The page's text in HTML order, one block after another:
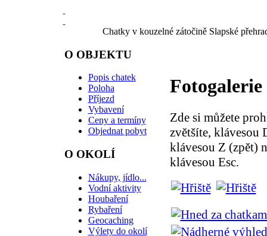
Chatky v kouzelné zátočině Slapské
O OBJEKTU
Popis chatek
Poloha
Příjezd
Vybavení
Ceny a termíny
Objednat pobyt
O OKOLÍ
Nákupy, jídlo...
Vodní aktivity
Houbaření
Rybaření
Geocaching
Výlety do okolí
Zde si můžete
zvětšíte, klávesou
klávesou Z (zpět)
klávesou Esc.